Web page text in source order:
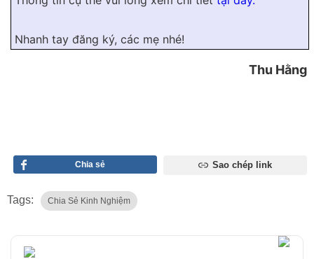
Nhanh tay đăng ký, các mẹ nhé!
Thu Hằng
Chia sẻ Sao chép link
Tags: Chia Sẻ Kinh Nghiệm